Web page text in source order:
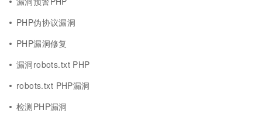
PHP伪协议漏洞
PHP漏洞修复
漏洞robots.txt PHP
robots.txt PHP漏洞
检测PHP漏洞